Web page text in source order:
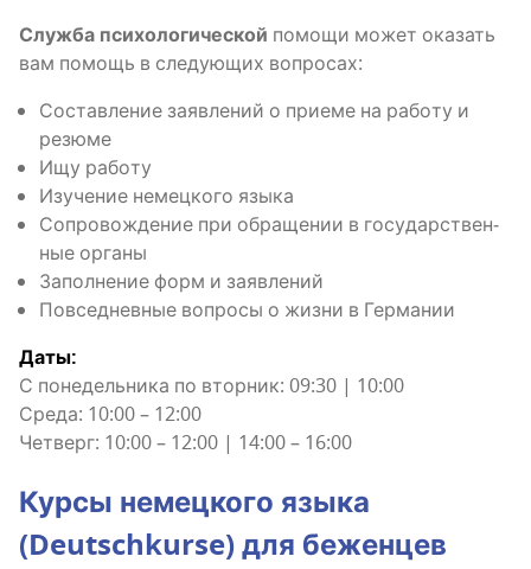
Служ­ба пси­хо­ло­ги­че­ской помо­щи может ока­зать
вам помощь в сле­ду­ю­щих вопросах:
Состав­ле­ние заяв­ле­ний о при­е­ме на рабо­ту и
резюме
Ищу рабо­ту
Изу­че­ние немец­ко­го языка
Сопро­вож­де­ние при обра­ще­нии в госу­дар­ствен­
ные органы
Запол­не­ние форм и заявлений
Повсе­днев­ные вопро­сы о жиз­ни в Германии
Даты:
С поне­дель­ни­ка по втор­ник: 09:30 | 10:00
Сре­да: 10:00 – 12:00
Чет­верг: 10:00 – 12:00 | 14:00 – 16:00
Кур­сы немец­ко­го язы­ка
(Deutschkurse) для беженцев